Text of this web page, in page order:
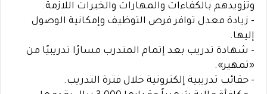
وتزويدهم بالكفاءات والمهارات والخبرات اللازمة.
- زيادة معدل توافر فرص التوظيف وإمكانية الوصول
إليها.
- شهادة تدريب بعد إتمام المتدرب مسارًا تدريبيًا من
«تمهير».
- حقائب تدريبية إلكترونية خلال فترة التدريب.